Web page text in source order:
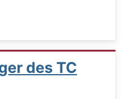
des TC